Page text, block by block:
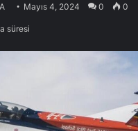
Mayıs 4, 2024 0 0
süresi